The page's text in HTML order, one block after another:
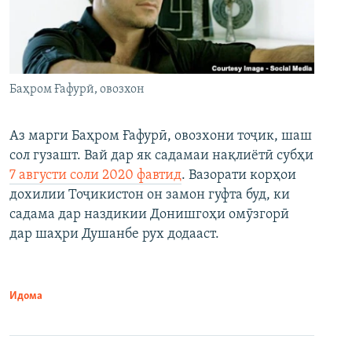
Баҳром Ғафурӣ, овозхон
Аз марги Баҳром Ғафурӣ, овозхони тоҷик, шаш
сол гузашт. Вай дар як садамаи нақлиётӣ субҳи
7 августи соли 2020 фавтид. Вазорати корҳои
дохилии Тоҷикистон он замон гуфта буд, ки
садама дар наздикии Донишгоҳи омӯзгорӣ
дар шаҳри Душанбе рух додааст.
Идома